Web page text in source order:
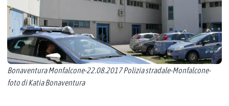
Bonaventura Monfalcone-22.08.2017 Polizia stradale-Monfalcone-
foto di Katia Bonaventura